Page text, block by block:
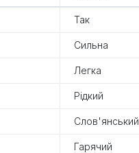
Так
Сильна
Легка
Рідкий
Слов'янський
Гарячий